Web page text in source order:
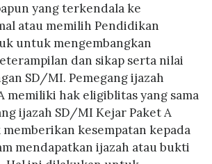
yang terkendala ke
atau memilih Pendidikan
untuk mengembangkan
dan sikap serta nilai
SD/MI. Pemegang ijazah
memiliki hak eligiblitas yang sama
ijazah SD/MI Kejar Paket A
kesempatan kepada
mendapatkan ijazah atau bukti